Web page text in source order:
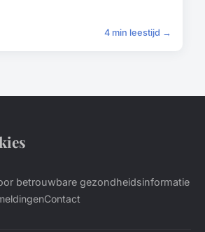
4 min leestijd →
betrouwbare gezondheidsinformatie
Contact